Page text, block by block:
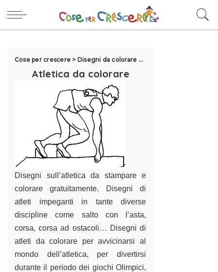
Cose per crescere > Disegni da colorare per bambini
Atletica da colorare
Disegni sull’atletica da stampare e
colorare gratuitamente. Disegni di
atleti impeganti in tante diverse
discipline come salto con l’asta,
corsa, corsa ad ostacoli… Disegni di
atleti da colorare per avvicinarsi al
mondo dell’atletica, per divertirsi
durante il periodo dei giochi Olimpici,